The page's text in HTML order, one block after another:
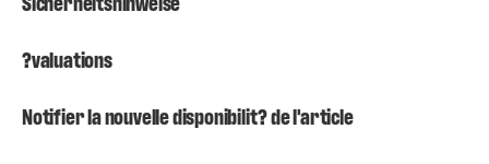
?valuations
Notifier la nouvelle disponibilit? de l'article